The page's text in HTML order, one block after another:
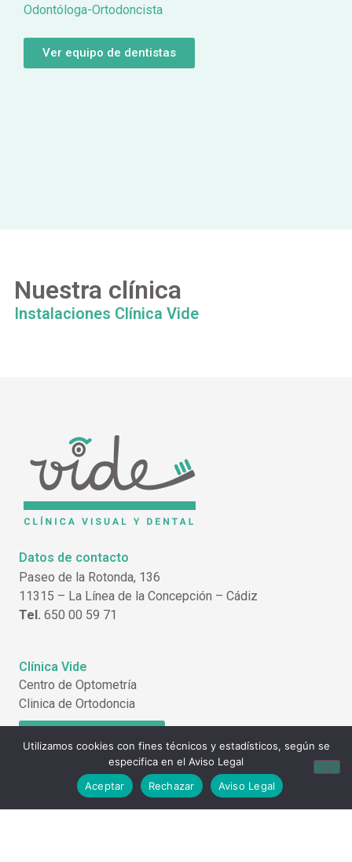
Odontóloga-Ortodoncista
Ver equipo de dentistas
Nuestra clínica
Instalaciones Clínica Vide
Datos de contacto
Paseo de la Rotonda, 136
11315 – La Línea de la Concepción – Cádiz
Tel. 650 00 59 71
Clínica Vide
Centro de Optometría
Clinica de Ortodoncia
Utilizamos cookies con fines técnicos y estadísticos, según se
especifica en el Aviso Legal
Aceptar
Rechazar Aviso Legal